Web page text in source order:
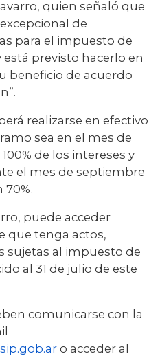
quien señaló que
de
para el impuesto de
previsto hacerlo en
beneficio de acuerdo
realizarse en efectivo
sea en el mes de
de los intereses y
el mes de septiembre
70%.
puede acceder
que tenga actos,
sujetas al impuesto de
al 31 de julio de este
comunicarse con la
o acceder al